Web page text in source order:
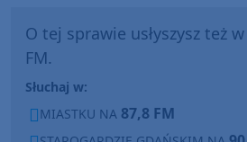
O tej sprawie usłyszysz też
FM.
Słuchaj w:
MIASTKU NA 87,8 FM